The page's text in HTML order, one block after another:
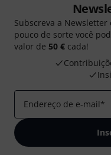
Subscreva a
pouco de sorte você
valor de 50 € cada!
Endereço de e-mail*